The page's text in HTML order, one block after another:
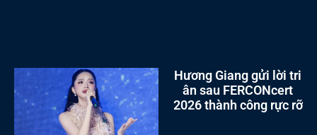
Hương Giang gửi lời tri
ân sau FERCONcert
2026 thành công rực rỡ